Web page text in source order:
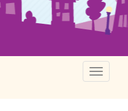
Toggle